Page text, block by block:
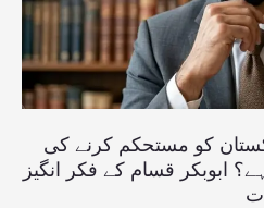
کو مستحکم کرنے کی
ابوبکر قسام کے فکر انگیز